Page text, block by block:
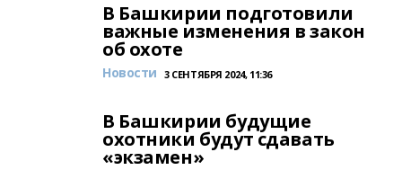
В Башкирии подготовили
важные изменения в закон
об охоте
Новости 3 СЕНТЯБРЯ 2024, 11:36
В Башкирии будущие
охотники будут сдавать
«экзамен»